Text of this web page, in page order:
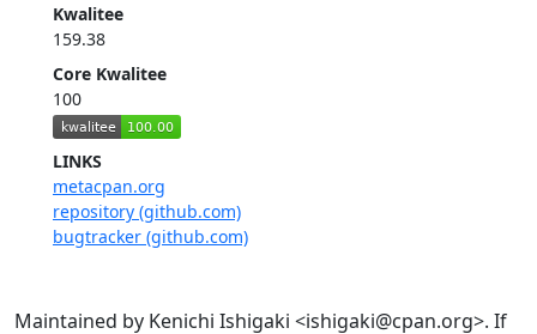
Kwalitee
159.38
Core Kwalitee
100
LINKS
metacpan.org
repository (github.com)
bugtracker (github.com)
Maintained by Kenichi Ishigaki <ishigaki@cpan.org>. If